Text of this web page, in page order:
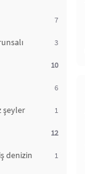
7
3
10
6
şeyler 1
12
denizin
1